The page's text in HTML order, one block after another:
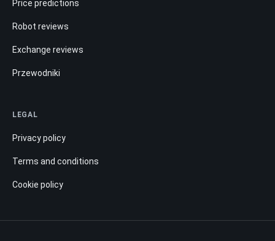
Price predictions
Robot reviews
Exchange reviews
Przewodniki
LEGAL
Privacy policy
Terms and conditions
Cookie policy